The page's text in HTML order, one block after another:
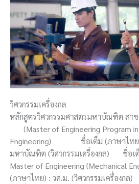
วิศวกรรมเครื่องกล
หลักสูตรวิศวกรรมศาสตรมหาบัณฑิต สา
(Master of Engineering Program in
Engineering) ชื่อเต็ม (ภาษาไทย) :
มหาบัณฑิต (วิศวกรรมเครื่องกล) ชื่อเ
Master of Engineering (Mechanical
(ภาษาไทย) : วศ.ม. (วิศวก